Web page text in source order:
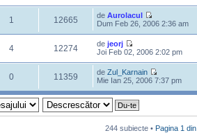
1 12665 de Aurolacul
Dum Feb 26, 2006 2:36 am
4 12274 de jeorj
Joi Feb 02, 2006 2:02 pm
0 11359 de Zul_Karnain
Mie Ian 25, 2006 7:37 pm
244 subiecte • Pagina 1 din